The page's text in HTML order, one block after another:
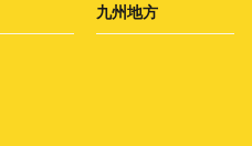
九州地方